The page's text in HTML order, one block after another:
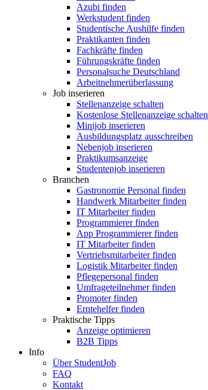
Azubi finden
Werkstudent finden
Studentische Aushilfe finden
Praktikanten finden
Fachkräfte finden
Führungskräfte finden
Personalsuche Deutschland
Arbeitnehmerüberlassung
Job inserieren
Stellenanzeige schalten
Kostenlose Stellenanzeige schalten
Minijob inserieren
Ausbildungsplatz ausschreiben
Nebenjob inserieren
Praktikumsanzeige
Studentenjob inserieren
Branchen
Gastronomie Personal finden
Handwerk Mitarbeiter finden
IT Mitarbeiter finden
Programmierer finden
App Programmierer finden
IT Mitarbeiter finden
Vertriebsmitarbeiter finden
Logistik Mitarbeiter finden
Pflegepersonal finden
Umfrageteilnehmer finden
Promoter finden
Erntehelfer finden
Praktische Tipps
Anzeige optimieren
B2B Tipps
Info
Über StudentJob
FAQ
Kontakt